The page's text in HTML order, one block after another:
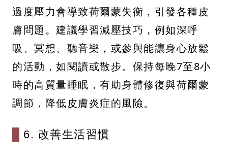
過度壓力會導致荷爾蒙失衡，引發各種皮
膚問題。建議學習減壓技巧，例如深呼
吸、冥想、聽音樂，或參與能讓身心放鬆
的活動，如閱讀或散步。保持每晚7至8小
時的高質量睡眠，有助身體修復與荷爾蒙
調節，降低皮膚炎症的風險。
6. 改善生活習慣